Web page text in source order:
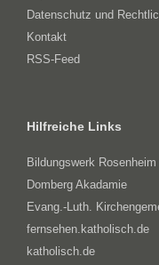
Datenschutz und
Kontakt
RSS-Feed
Hilfreiche Links
Bildungswerk Rosenheim
Domberg Akadamie
Evang.-Luth.
fernsehen.katholisch.de
katholisch.de